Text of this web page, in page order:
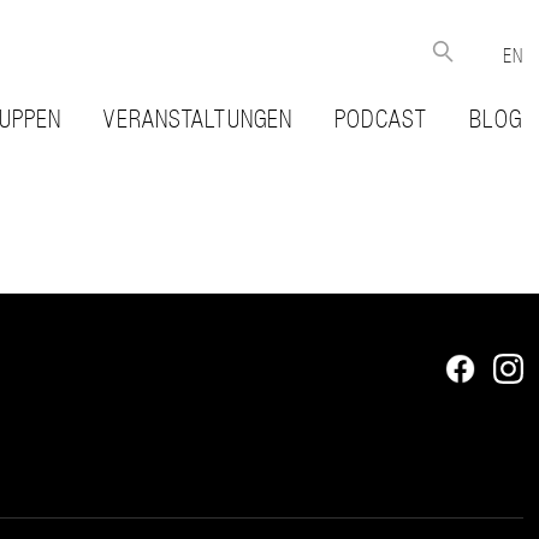
EN
VERANSTALTUNGEN PODCAST BLOG